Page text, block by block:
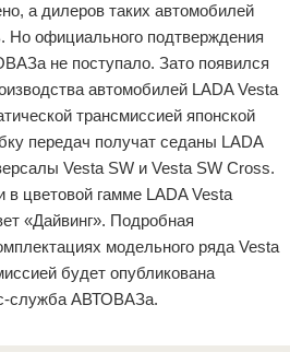
а дилеров таких автомобилей
Но официального подтверждения
не поступало. Зато появился
автомобилей LADA Vesta
трансмиссией японской
передач получат седаны LADA
Vesta SW и Vesta SW Cross.
цветовой гамме LADA Vesta
«Дайвинг». Подробная
модельного ряда Vesta
будет опубликована
служба АВТОВАЗа.